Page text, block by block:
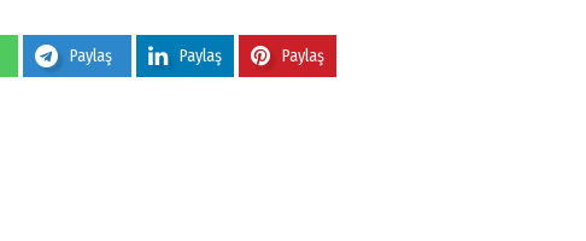
Paylaş Paylaş Paylaş